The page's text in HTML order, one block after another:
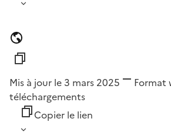
Mis à jour le 3 mars 2025 Format
téléchargements
Copier le lien